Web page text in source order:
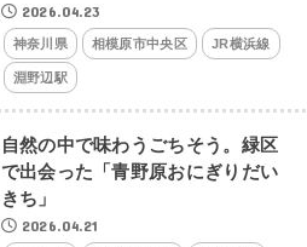
2026.04.23
神奈川県 相模原市中央区 JR横浜線
淵野辺駅
自然の中で味わうごちそう。緑区
で出会った「青野原おにぎりだい
きち」
2026.04.21